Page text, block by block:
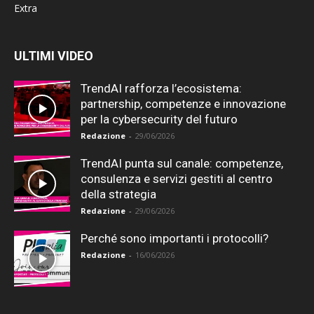
Extra
ULTIMI VIDEO
TrendAI rafforza l’ecosistema:
partnership, competenze e innovazione
per la cybersecurity del futuro
Redazione - 29/06/2026
TrendAI punta sul canale: competenze,
consulenza e servizi gestiti al centro
della strategia
Redazione - 29/06/2026
Perché sono importanti i protocolli?
Redazione - 16/06/2026